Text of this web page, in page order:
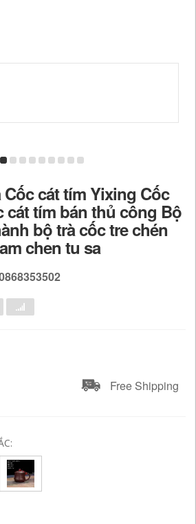
cát tím Yixing Cốc
cát tím bán thủ công Bộ
bộ trà cốc tre chén
chen tu sa
Free Shipping